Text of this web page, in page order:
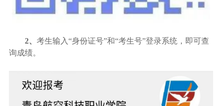
2、 考生输入“身份证号”和“考生号”登录系统，即可查
询成绩。